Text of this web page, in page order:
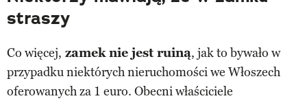
straszy
Co więcej, zamek nie jest ruiną, jak to bywało w
przypadku niektórych nieruchomości we Włoszech
oferowanych za 1 euro. Obecni właściciele